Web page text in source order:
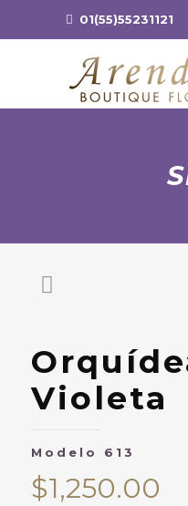
01(55)55231121
Violeta
Modelo 613
$1,250.00